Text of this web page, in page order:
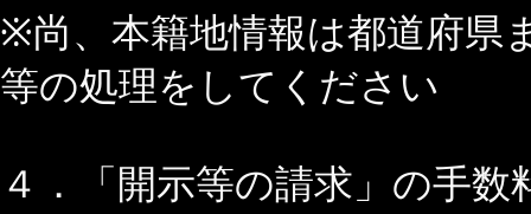
※尚、本籍地情報は都道府県
等の処理をしてください
４．「開示等の請求」の手